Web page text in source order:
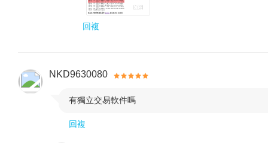
回複
NKD9630080
有獨立交易軟件嗎
回複